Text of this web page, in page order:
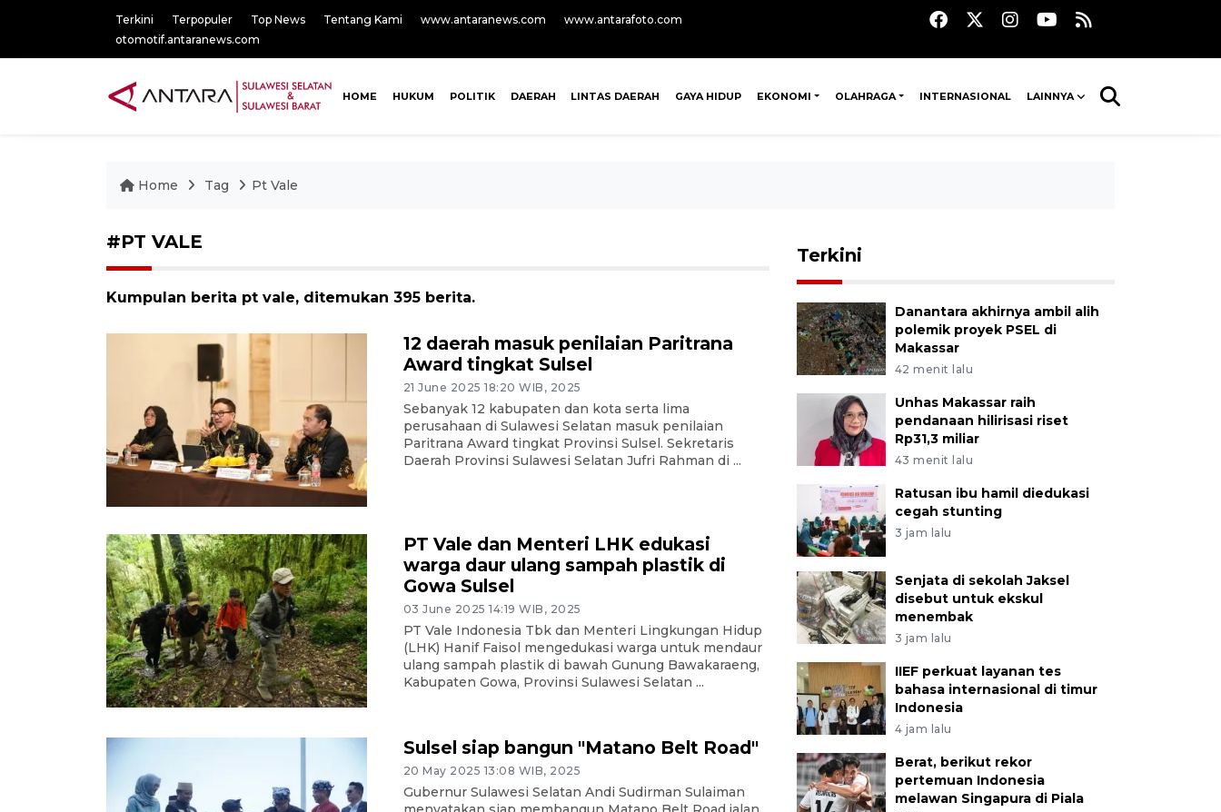
Terkini Terpopuler Top News Tentang Kami www.antaranews.com
www.antarafoto.com
otomotif.antaranews.com
HOME HUKUM POLITIK DAERAH LINTAS DAERAH GAYA HIDUP EKONOMI OLAHRAGA INTERNASIONAL LAINNYA
Home Tag Pt Vale
#PT VALE
Kumpulan berita pt vale, ditemukan 395 berita.
12 daerah masuk penilaian Paritrana
Award tingkat Sulsel
21 June 2025 18:20 WIB, 2025
Sebanyak 12 kabupaten dan kota serta lima
perusahaan di Sulawesi Selatan masuk penilaian
Paritrana Award tingkat Provinsi Sulsel. Sekretaris
Daerah Provinsi Sulawesi Selatan Jufri Rahman di ...
PT Vale dan Menteri LHK edukasi
warga daur ulang sampah plastik di
Gowa Sulsel
03 June 2025 14:19 WIB, 2025
PT Vale Indonesia Tbk dan Menteri Lingkungan Hidup
(LHK) Hanif Faisol mengedukasi warga untuk mendaur
ulang sampah plastik di bawah Gunung Bawakaraeng,
Kabupaten Gowa, Provinsi Sulawesi Selatan ...
Sulsel siap bangun "Matano Belt Road"
20 May 2025 13:08 WIB, 2025
Gubernur Sulawesi Selatan Andi Sudirman Sulaiman
Terkini
Danantara akhirnya ambil alih
polemik proyek PSEL di
Makassar
42 menit lalu
Unhas Makassar raih
pendanaan hilirisasi riset
Rp31,3 miliar
43 menit lalu
Ratusan ibu hamil diedukasi
cegah stunting
3 jam lalu
Senjata di sekolah Jaksel
disebut untuk ekskul
menembak
3 jam lalu
IIEF perkuat layanan tes
bahasa internasional di timur
Indonesia
4 jam lalu
Berat, berikut rekor
pertemuan Indonesia
melawan Singapura di Piala